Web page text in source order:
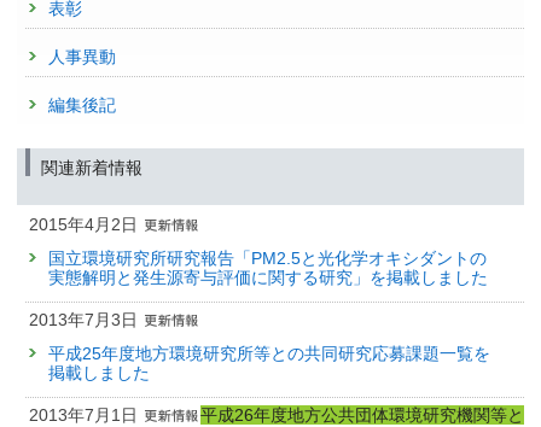
表彰
人事異動
編集後記
関連新着情報
2015年4月2日
国立環境研究所研究報告「PM2.5と光化学オキシダントの
実態解明と発生源寄与評価に関する研究」を掲載しました
2013年7月3日
平成25年度地方環境研究所等との共同研究応募課題一覧を
掲載しました
2013年7月1日
平成26年度地方公共団体環境研究機関等と